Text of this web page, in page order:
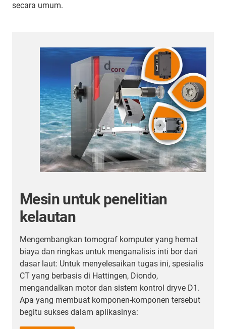
secara umum.
Lebih banyak contoh
aplikasi
Di sini Anda akan menemukan lebih banyak contoh
aplikasi dari pelanggan kami dari semua industri.
Temukan aplikasi di mana unit linear dari igus®
yang telah digunakan.
Ke halaman contoh aplikasi